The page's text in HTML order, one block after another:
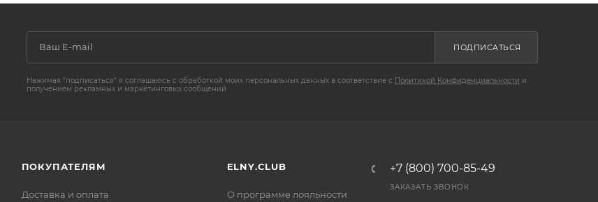
ПОДПИСАТЬСЯ
Нажимая "подписаться" я соглашаюсь с обработкой моих персональных данных в соответствие с Политикой Конфиденциальности и
получением рекламных и маркетинговых сообщений
ПОКУПАТЕЛЯМ
Доставка и оплата
ELNY.CLUB
О программе лояльности
+7 (800) 700-85-49
ЗАКАЗАТЬ ЗВОНОК